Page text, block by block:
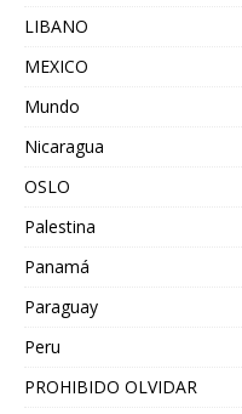
LIBANO
MEXICO
Mundo
Nicaragua
OSLO
Palestina
Panamá
Paraguay
Peru
PROHIBIDO OLVIDAR